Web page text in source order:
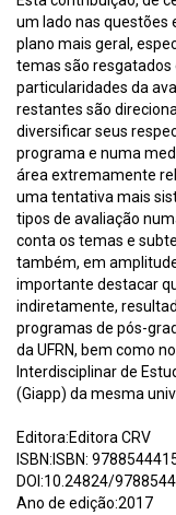
um lado nas questões
plano mais geral,
temas são resgatados
particularidades da
restantes são
diversificar seus
programa e numa
área extremamente
uma tentativa mais
tipos de avaliação
conta os temas e
também, em
importante destacar
indiretamente,
programas de pós-
da UFRN, bem como
Interdisciplinar de
(Giapp) da mesma
Editora:Editora CRV
ISBN:ISBN:
DOI:10.24824/
Ano de edição:2017